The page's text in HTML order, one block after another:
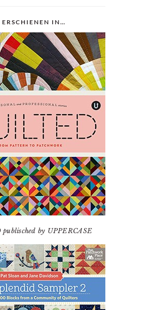
IN…
by UPPERCASE